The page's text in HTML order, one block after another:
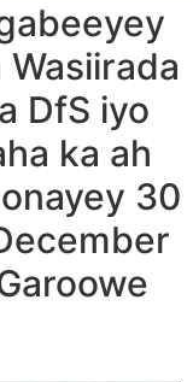
DfS iyo
ka ah
30